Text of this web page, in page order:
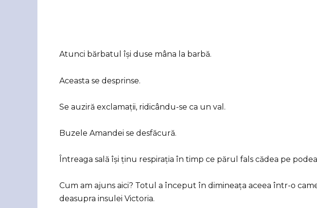
Atunci bărbatul își duse mâna la barbă.
Aceasta se desprinse.
Se auziră exclamații, ridicându-se ca un val.
Buzele Amandei se desfăcură.
Întreaga sală își ținu respirația în timp ce părul fals cădea pe
Cum am ajuns aici? Totul a început în dimineața aceea într-o
deasupra insulei Victoria.